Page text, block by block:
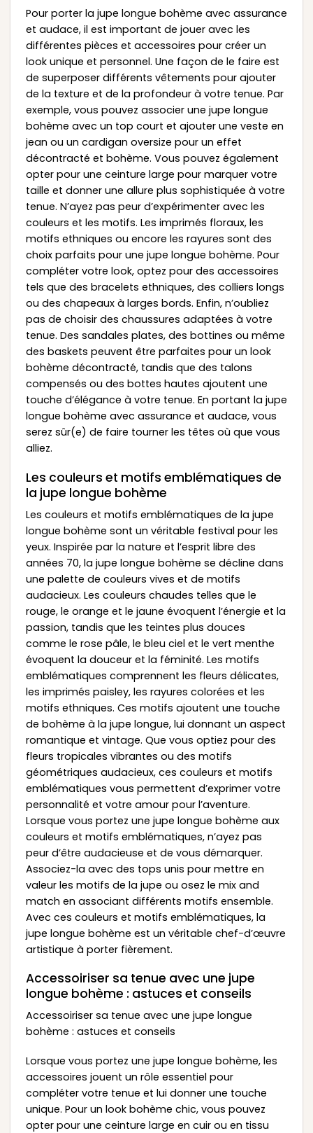
Pour porter la jupe longue bohème avec assurance
et audace, il est important de jouer avec les
différentes pièces et accessoires pour créer un
look unique et personnel. Une façon de le faire est
de superposer différents vêtements pour ajouter
de la texture et de la profondeur à votre tenue. Par
exemple, vous pouvez associer une jupe longue
bohème avec un top court et ajouter une veste en
jean ou un cardigan oversize pour un effet
décontracté et bohème. Vous pouvez également
opter pour une ceinture large pour marquer votre
taille et donner une allure plus sophistiquée à votre
tenue. N’ayez pas peur d’expérimenter avec les
couleurs et les motifs. Les imprimés floraux, les
motifs ethniques ou encore les rayures sont des
choix parfaits pour une jupe longue bohème. Pour
compléter votre look, optez pour des accessoires
tels que des bracelets ethniques, des colliers longs
ou des chapeaux à larges bords. Enfin, n’oubliez
pas de choisir des chaussures adaptées à votre
tenue. Des sandales plates, des bottines ou même
des baskets peuvent être parfaites pour un look
bohème décontracté, tandis que des talons
compensés ou des bottes hautes ajoutent une
touche d’élégance à votre tenue. En portant la jupe
longue bohème avec assurance et audace, vous
serez sûr(e) de faire tourner les têtes où que vous
alliez.
Les couleurs et motifs emblématiques de
la jupe longue bohème
Les couleurs et motifs emblématiques de la jupe
longue bohème sont un véritable festival pour les
yeux. Inspirée par la nature et l’esprit libre des
années 70, la jupe longue bohème se décline dans
une palette de couleurs vives et de motifs
audacieux. Les couleurs chaudes telles que le
rouge, le orange et le jaune évoquent l’énergie et la
passion, tandis que les teintes plus douces
comme le rose pâle, le bleu ciel et le vert menthe
évoquent la douceur et la féminité. Les motifs
emblématiques comprennent les fleurs délicates,
les imprimés paisley, les rayures colorées et les
motifs ethniques. Ces motifs ajoutent une touche
de bohème à la jupe longue, lui donnant un aspect
romantique et vintage. Que vous optiez pour des
fleurs tropicales vibrantes ou des motifs
géométriques audacieux, ces couleurs et motifs
emblématiques vous permettent d’exprimer votre
personnalité et votre amour pour l’aventure.
Lorsque vous portez une jupe longue bohème aux
couleurs et motifs emblématiques, n’ayez pas
peur d’être audacieuse et de vous démarquer.
Associez-la avec des tops unis pour mettre en
valeur les motifs de la jupe ou osez le mix and
match en associant différents motifs ensemble.
Avec ces couleurs et motifs emblématiques, la
jupe longue bohème est un véritable chef-d’œuvre
artistique à porter fièrement.
Accessoiriser sa tenue avec une jupe
longue bohème : astuces et conseils
Accessoiriser sa tenue avec une jupe longue
bohème : astuces et conseils
Lorsque vous portez une jupe longue bohème, les
accessoires jouent un rôle essentiel pour
compléter votre tenue et lui donner une touche
unique. Pour un look bohème chic, vous pouvez
opter pour une ceinture large en cuir ou en tissu